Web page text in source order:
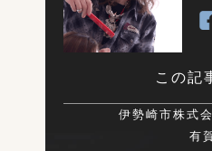
この記
伊勢崎市株式
有